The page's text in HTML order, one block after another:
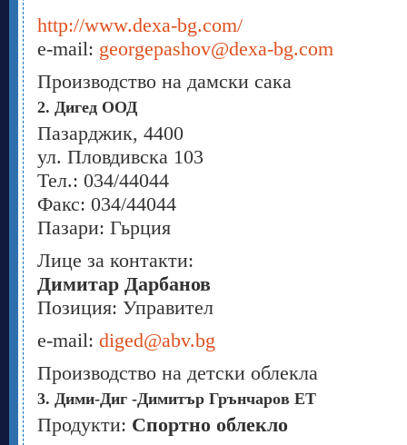
http://www.dexa-bg.com/
e-mail: georgepashov@dexa-bg.com
Производство на дамски сака
2. Дигед ООД
Пазарджик, 4400
ул. Пловдивска 103
Тел.: 034/44044
Факс: 034/44044
Пазари: Гьрция
Лице за контакти:
Димитар Дарбанов
Позиция: Управител
e-mail: diged@abv.bg
Производство на детски облекла
3. Дими-Диг -Димитър Грънчаров ЕТ
Продукти: Спортно облекло